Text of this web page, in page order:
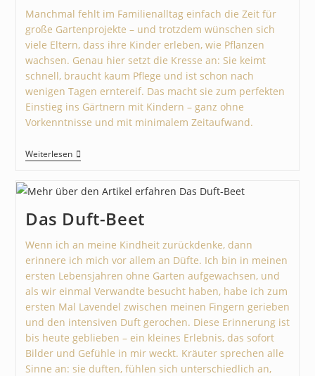
Manchmal fehlt im Familienalltag einfach die Zeit für
große Gartenprojekte – und trotzdem wünschen sich
viele Eltern, dass ihre Kinder erleben, wie Pflanzen
wachsen. Genau hier setzt die Kresse an: Sie keimt
schnell, braucht kaum Pflege und ist schon nach
wenigen Tagen erntereif. Das macht sie zum perfekten
Einstieg ins Gärtnern mit Kindern – ganz ohne
Vorkenntnisse und mit minimalem Zeitaufwand.
Weiterlesen
Das Duft-Beet
Wenn ich an meine Kindheit zurückdenke, dann
erinnere ich mich vor allem an Düfte. Ich bin in meinen
ersten Lebensjahren ohne Garten aufgewachsen, und
als wir einmal Verwandte besucht haben, habe ich zum
ersten Mal Lavendel zwischen meinen Fingern gerieben
und den intensiven Duft gerochen. Diese Erinnerung ist
bis heute geblieben – ein kleines Erlebnis, das sofort
Bilder und Gefühle in mir weckt. Kräuter sprechen alle
Sinne an: sie duften, fühlen sich unterschiedlich an,